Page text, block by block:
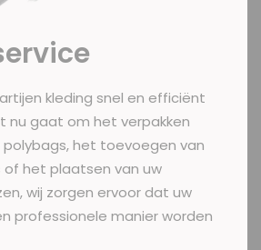
kleding snel en efficiënt
nu gaat om het verpakken
polybags, het toevoegen van
het plaatsen van uw
wij zorgen ervoor dat uw
professionele manier worden